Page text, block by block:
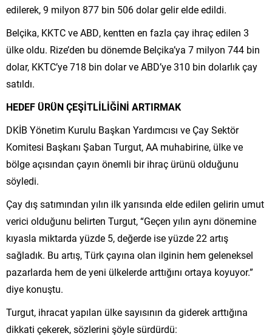
edilerek, 9 milyon 877 bin 506 dolar gelir elde edildi.
Belçika, KKTC ve ABD, kentten en fazla çay ihraç edilen 3
ülke oldu. Rize’den bu dönemde Belçika’ya 7 milyon 744 bin
dolar, KKTC’ye 718 bin dolar ve ABD’ye 310 bin dolarlık çay
satıldı.
HEDEF ÜRÜN ÇEŞİTLİLİĞİNİ ARTIRMAK
DKİB Yönetim Kurulu Başkan Yardımcısı ve Çay Sektör
Komitesi Başkanı Şaban Turgut, AA muhabirine, ülke ve
bölge açısından çayın önemli bir ihraç ürünü olduğunu
söyledi.
Çay dış satımından yılın ilk yarısında elde edilen gelirin umut
verici olduğunu belirten Turgut, “Geçen yılın aynı dönemine
kıyasla miktarda yüzde 5, değerde ise yüzde 22 artış
sağladık. Bu artış, Türk çayına olan ilginin hem geleneksel
pazarlarda hem de yeni ülkelerde arttığını ortaya koyuyor.”
diye konuştu.
Turgut, ihracat yapılan ülke sayısının da giderek arttığına
dikkati çekerek, sözlerini şöyle sürdürdü: